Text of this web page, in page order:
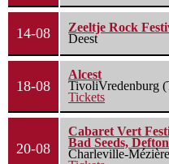
14-08
Zeeltje Rock
Deest
18-08
Alcest
TivoliVredenburg
Tickets
20-08
Cabaret Vert
Bad Seeds,
Charleville-